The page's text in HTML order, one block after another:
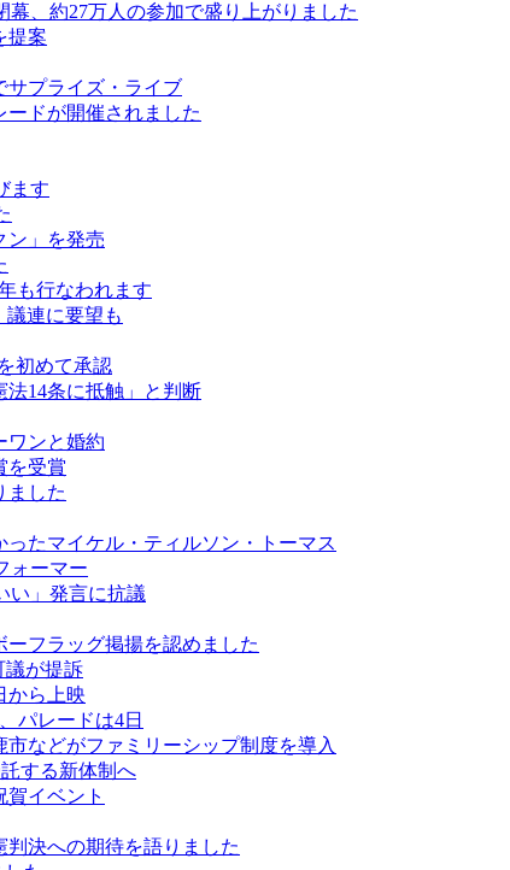
幕、約27万人の参加で盛り上がりました
提案
サプライズ・ライブ
ードが開催されました
ます
ン」を発売
も行なわれます
議連に要望も
初めて承認
14条に抵触」と判断
ワンと婚約
を受賞
ました
ったマイケル・ティルソン・トーマス
ォーマー
い」発言に抗議
フラッグ掲揚を認めました
議が提訴
から上映
パレードは4日
などがファミリーシップ制度を導入
する新体制へ
イベント
判決への期待を語りました